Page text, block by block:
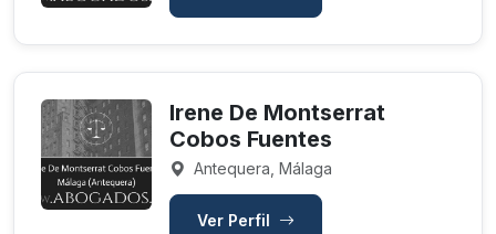
Irene De Montserrat
Cobos Fuentes
Antequera, Málaga
Ver Perfil